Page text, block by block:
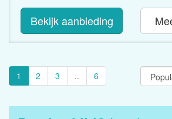
Bekijk aanbieding
1 2 3 .. 6